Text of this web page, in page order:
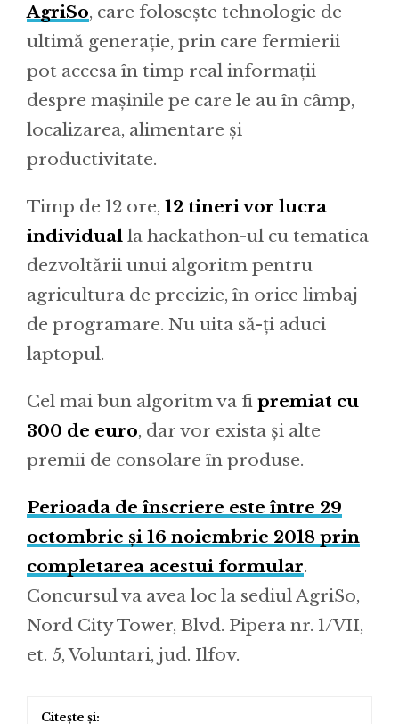
AgriSo, care folosește tehnologie de
ultimă generație, prin care fermierii
pot accesa în timp real informații
despre mașinile pe care le au în câmp,
localizarea, alimentare și
productivitate.
Timp de 12 ore, 12 tineri vor lucra
individual la hackathon-ul cu tematica
dezvoltării unui algoritm pentru
agricultura de precizie, în orice limbaj
de programare. Nu uita să-ți aduci
laptopul.
Cel mai bun algoritm va fi premiat cu
300 de euro, dar vor exista și alte
premii de consolare în produse.
Perioada de înscriere este între 29
octombrie și 16 noiembrie 2018 prin
completarea acestui formular.
Concursul va avea loc la sediul AgriSo,
Nord City Tower, Blvd. Pipera nr. 1/VII,
et. 5, Voluntari, jud. Ilfov.